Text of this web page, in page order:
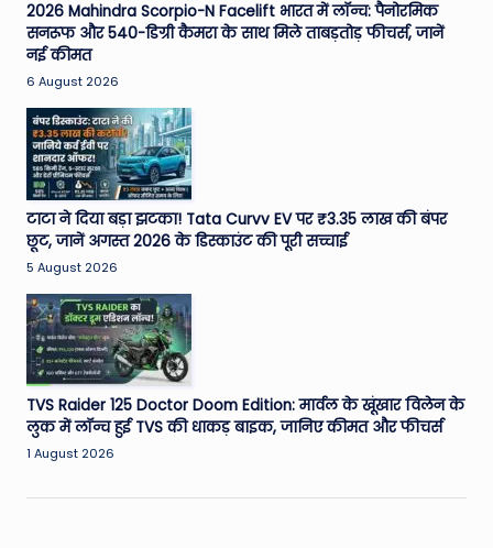
2026 Mahindra Scorpio-N Facelift भारत में लॉन्च: पैनोरमिक
सनरूफ और 540-डिग्री कैमरा के साथ मिले ताबड़तोड़ फीचर्स, जानें
नई कीमत
6 August 2026
टाटा ने दिया बड़ा झटका! Tata Curvv EV पर ₹3.35 लाख की बंपर
छूट, जानें अगस्त 2026 के डिस्काउंट की पूरी सच्चाई
5 August 2026
TVS Raider 125 Doctor Doom Edition: मार्वल के खूंखार विलेन के
लुक में लॉन्च हुई TVS की धाकड़ बाइक, जानिए कीमत और फीचर्स
1 August 2026